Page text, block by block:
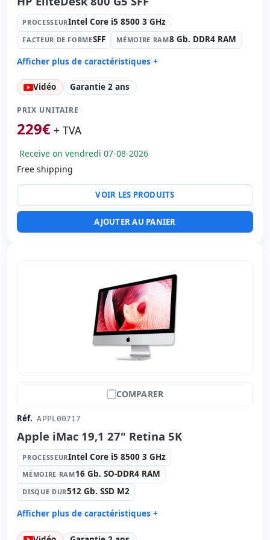
PROCESSEURIntel Core i5 8500 3 GHz
FACTEUR DE FORMESFF MÉMOIRE RAM8 Gb. DDR4 RAM
Afficher plus de caractéristiques +
Processeur: Intel Core i5 8500 3 GHz.
Facteur de forme: SFF
Mémoire RAM:
Disque dur: 256 Gb. SSD
Son: Synaptics HD Audio
Réseau: Intel Ethernet Connection I219-LM
Système opératif: Windows 11 Pro
4x USB 2.0 · 6x USB 3.0 · USB-C
Ports vidéo: VGA · 2x Display Port
RJ-45
Vidéo Garantie 2 ans
PRIX UNITAIRE
229€ + TVA
Receive on vendredi 07-08-2026
Free shipping
VOIR LES PRODUITS
AJOUTER AU PANIER
COMPARER
Réf. APPL00717
Apple iMac 19,1 27" Retina 5K
PROCESSEURIntel Core i5 8500 3 GHz
MÉMOIRE RAM16 Gb. SO-DDR4 RAM
DISQUE DUR512 Gb. SSD M2
Afficher plus de caractéristiques +
Processeur: Intel Core i5 8500 3 GHz.